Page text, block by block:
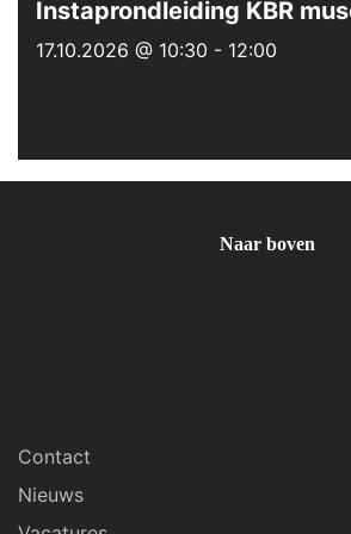
Instaprondleiding KBR
17.10.2026 @ 10:30 - 12:00
Naar boven
Contact
Nieuws